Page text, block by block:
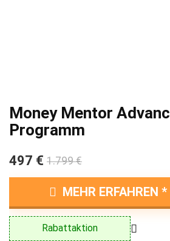
Money Mentor
Programm
497 € 1.799 €
MEHR ERFAHREN
Rabattaktion